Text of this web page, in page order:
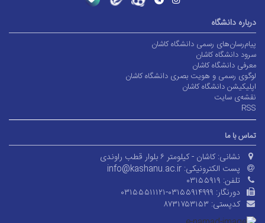
درباره دانشگاه
پیام‌رسان‌های رسمی دانشگاه کاشان
سرود دانشگاه کاشان
معرفی دانشگاه کاشان
لوگوی رسمی و هویت بصری دانشگاه کاشان
اپلیکیشن دانشگاه کاشان
نقشه‌ی سایت
RSS
تماس با ما
نشانی: کاشان - کیلومتر ۶ بلوار قطب راوندی
پست الکترونیکی: info@kashanu.ac.ir
تلفن: ۰۳۱۵۵۹۱۹
دورنگار: ۰۳۱۵۵۵۱۱۱۲۱-۰۳۱۵۵۹۱۴۹۹۹
کدپستی: ۸۷۳۱۷۵۳۱۵۳